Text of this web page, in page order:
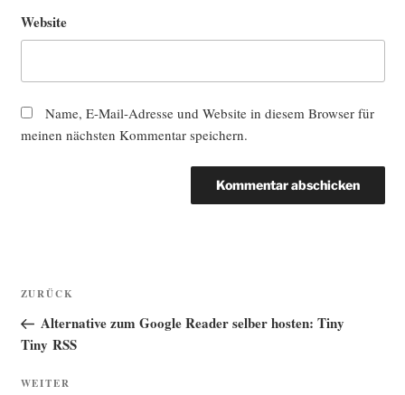
Website
Name, E-Mail-Adresse und Website in diesem Browser für
meinen nächsten Kommentar speichern.
Beitragsnavigation
Vorheriger
Beitrag
ZURÜCK
Alternative zum Google Reader selber hosten: Tiny
Tiny RSS
Nächster
WEITER